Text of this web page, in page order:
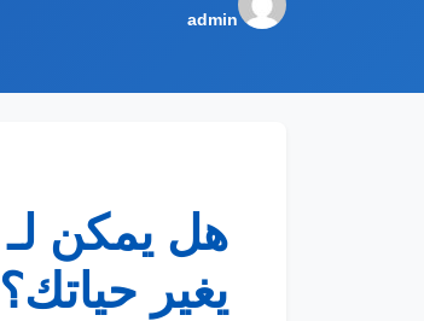
admin
هل يمكن لـ
يغير حياتك؟